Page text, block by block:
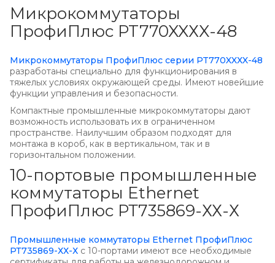
Микрокоммутаторы
ПрофиПлюс PT770XXХX-48
Микрокоммутаторы ПрофиПлюс серии PT770XXХX-48
разработаны специально для функционирования в
тяжелых условиях окружающей среды. Имеют новейшие
функции управления и безопасности.
Компактные промышленные микрокоммутаторы дают
возможность использовать их в ограниченном
пространстве. Наилучшим образом подходят для
монтажа в короб, как в вертикальном, так и в
горизонтальном положении.
10-портовые промышленные
коммутаторы Ethernet
ПрофиПлюс РТ735869-ХХ-Х
Промышленные коммутаторы Ethernet ПрофиПлюс
РТ735869-ХХ-Х с 10-портами имеют все необходимые